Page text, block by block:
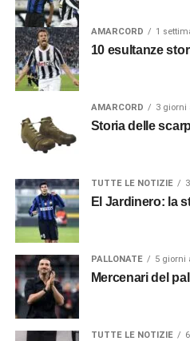
AMARCORD 1
10 esultanze
AMARCORD 3 giorni
Storia delle
TUTTE LE NOTIZIE
El Jardinero: la
PALLONATE 5 giorni
Mercenari del
TUTTE LE NOTIZIE